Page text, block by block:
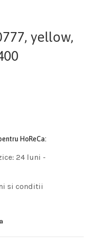
yellow,
HoReCa:
24 luni -
si conditii